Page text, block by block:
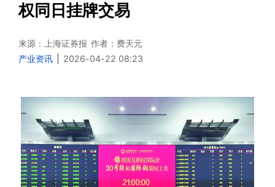
权同日挂牌交易
来源：上海证券报 作者：费天元
产业资讯
2026-04-22 08:23